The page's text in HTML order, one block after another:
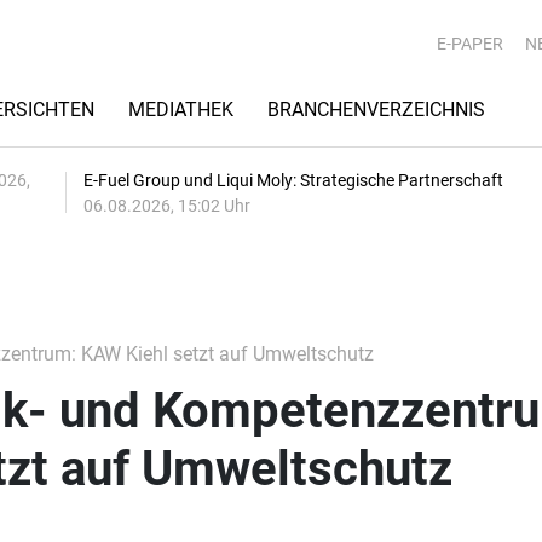
E-PAPER
MEDIATHEK BRANCHENVERZEICHNIS
E-Fuel Group und Liqui Moly: Strategische Partnerschaft
06.08.2026, 15:02 Uhr
KAW Kiehl setzt auf Umweltschutz
und
auf Umweltschutz